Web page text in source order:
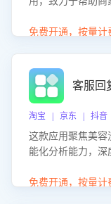
客服原因或其它部
改，有效提升客户
免费开通，按量计
客服回
淘宝 | 京东 | 抖音
这款应用聚焦美容
能化分析能力，
答的有效性与完整
免费开通，按量计